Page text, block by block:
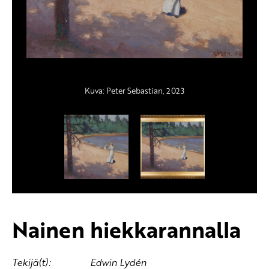
Kuva: Peter Sebastian, 2023
Kuva: Peter Sebastian, 2023
Nainen hiekkarannalla
Tekijä(t):
Edwin Lydén